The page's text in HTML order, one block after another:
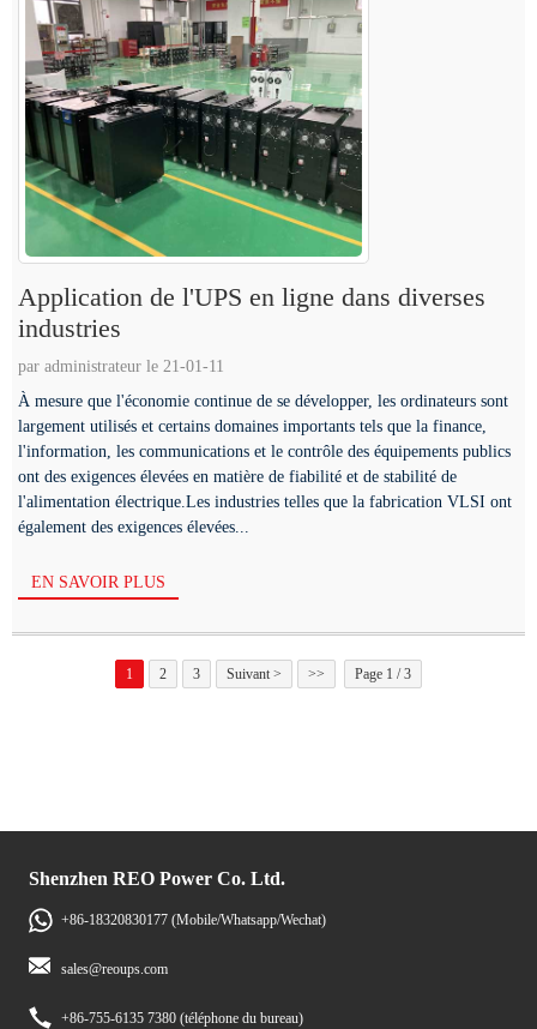
Application de l'UPS en ligne dans diverses
industries
par administrateur le 21-01-11
À mesure que l'économie continue de se développer, les ordinateurs sont
largement utilisés et certains domaines importants tels que la finance,
l'information, les communications et le contrôle des équipements publics
ont des exigences élevées en matière de fiabilité et de stabilité de
l'alimentation électrique.Les industries telles que la fabrication VLSI ont
également des exigences élevées...
EN SAVOIR PLUS
1 2 3 Suivant > >> Page 1 / 3
Shenzhen REO Power Co. Ltd.
+86-18320830177 (Mobile/Whatsapp/Wechat)
sales@reoups.com
+86-755-6135 7380 (téléphone du bureau)